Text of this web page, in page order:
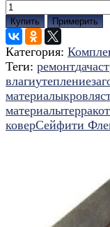
Купить Примерить
Категория:
Теги: ремонтдача
влагиутепление
материалыкровля
материалы
коверСейфити